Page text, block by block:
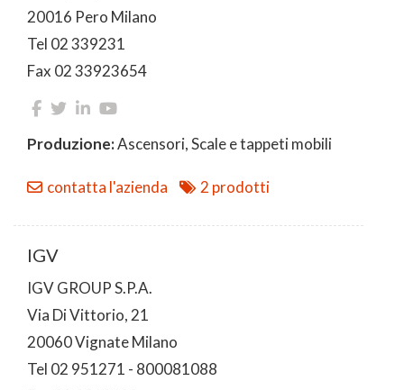
20016 Pero Milano
Tel 02 339231
Fax 02 33923654
Produzione:Ascensori, Scale e tappeti mobili
contatta l'azienda 2 prodotti
IGV
IGV GROUP S.P.A.
Via Di Vittorio, 21
20060 Vignate Milano
Tel 02 951271 - 800081088